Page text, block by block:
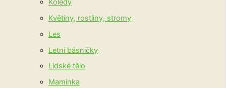
Koledy
Květiny, rostliny, stromy
Les
Letní básničky
Lidské tělo
Maminka